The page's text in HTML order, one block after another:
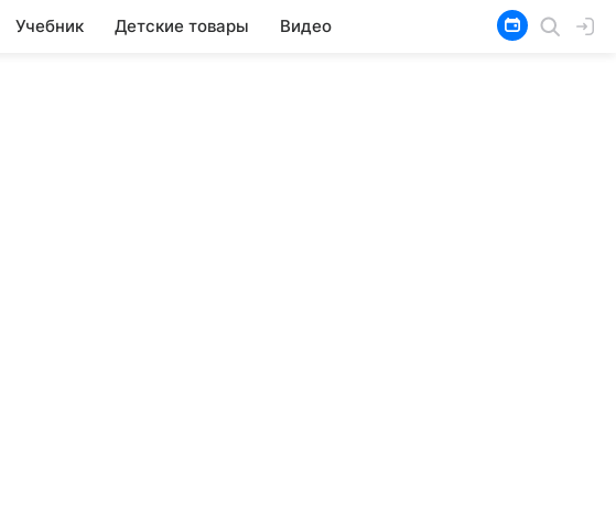
Учебник Детские товары Видео